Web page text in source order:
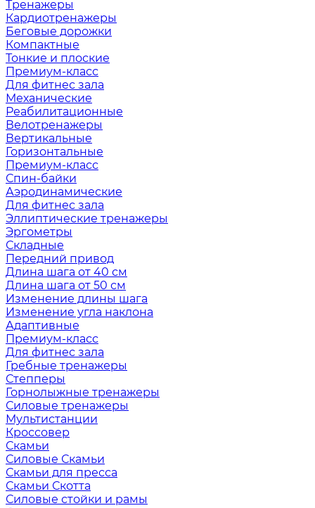
Тренажеры
Кардиотренажеры
Беговые дорожки
Компактные
Тонкие и плоские
Премиум-класс
Для фитнес зала
Механические
Реабилитационные
Велотренажеры
Вертикальные
Горизонтальные
Премиум-класс
Спин-байки
Аэродинамические
Для фитнес зала
Эллиптические тренажеры
Эргометры
Складные
Передний привод
Длина шага от 40 см
Длина шага от 50 см
Изменение длины шага
Изменение угла наклона
Адаптивные
Премиум-класс
Для фитнес зала
Гребные тренажеры
Степперы
Горнолыжные тренажеры
Силовые тренажеры
Мультистанции
Кроссовер
Скамьи
Силовые Скамьи
Скамьи для пресса
Скамьи Скотта
Силовые стойки и рамы